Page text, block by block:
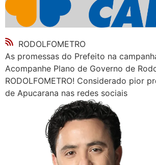
RODOLFOMETRO
As promessas do Prefeito na
Acompanhe Plano de Governo de
RODOLFOMETRO! Considerado pior
de Apucarana nas redes sociais